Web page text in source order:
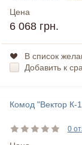
Цена
6 068 грн.
В список
Добавить к
Комод "Вектор К-
0